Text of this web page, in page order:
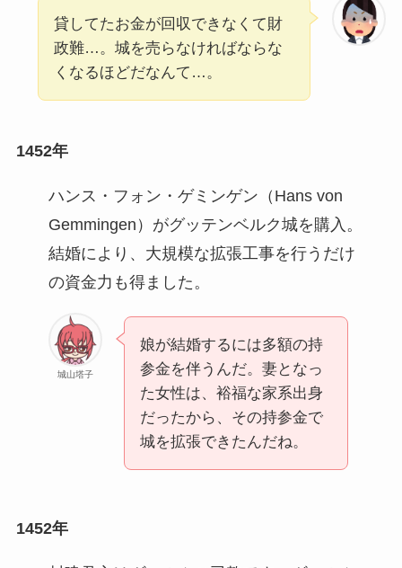
貸してたお金が回収できなくて財
政難…。城を売らなければならな
くなるほどだなんて…。
1452年
ハンス・フォン・ゲミンゲン（Hans von
Gemmingen）がグッテンベルク城を購入。
結婚により、大規模な拡張工事を行うだけ
の資金力も得ました。
城山塔子
娘が結婚するには多額の持
参金を伴うんだ。妻となっ
た女性は、裕福な家系出身
だったから、その持参金で
城を拡張できたんだね。
1452年